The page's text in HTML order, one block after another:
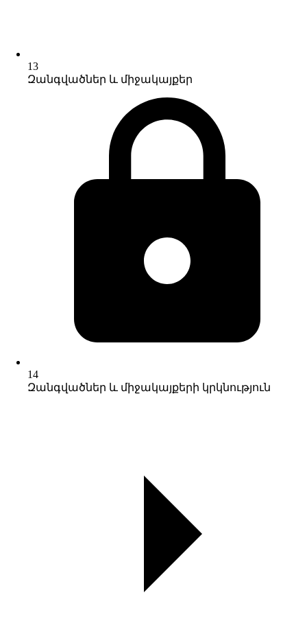
13
Զանգվածներ և միջակայքեր
14
Զանգվածներ և միջակայքերի կրկնություն